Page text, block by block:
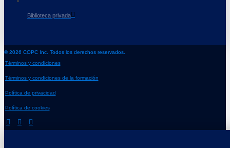
Biblioteca privada
© 2026 COPC Inc. Todos los derechos reservados.
Términos y condiciones
Términos y condiciones de la formación
Política de privacidad
Política de cookies